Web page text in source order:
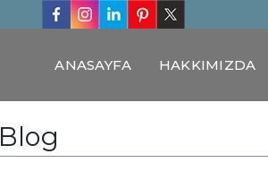
ANASAYFA HAKKIMIZDA
Blog